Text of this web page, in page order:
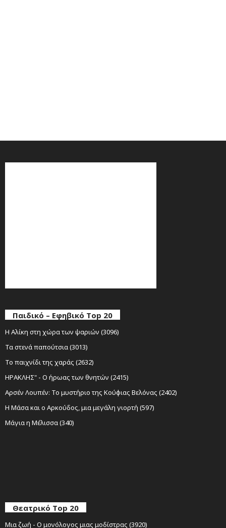
Παιδικό – Εφηβικό Top 20
Η Αλίκη στη χώρα των ψαριών (3096)
Τα στενά παπούτσια (3013)
Το παιχνίδι της χαράς (2632)
ΗΡΑΚΛΗΣ" - Ο ήρωας των θνητών (2415)
Αρσέν Λουπέν: Το μυστήριο της Κούφιας Βελόνας (2402)
Η Μάσα και ο Αρκούδος, μια μεγάλη γιορτή (597)
Μάγια η Μέλισσα (340)
Θεατρικό Top 20
Μια ζωή - Ο μονόλογος μιας μοδίστρας (3920)